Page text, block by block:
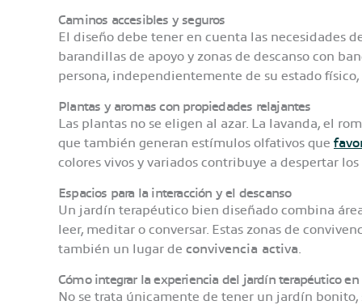
Caminos accesibles y seguros
El diseño debe tener en cuenta las necesidades
barandillas de apoyo y zonas de descanso con
persona, independientemente de su estado
Plantas y aromas con propiedades relajantes
Las plantas no se eligen al azar. La lavanda, el
que también generan estímulos olfativos que
colores vivos y variados contribuye a despertar
Espacios para la interacción y el descanso
Un jardín terapéutico bien diseñado combina
leer, meditar o conversar. Estas zonas de
también un lugar de convivencia activa
Cómo integrar la experiencia del jardín terapéutico
No se trata únicamente de tener un jardín